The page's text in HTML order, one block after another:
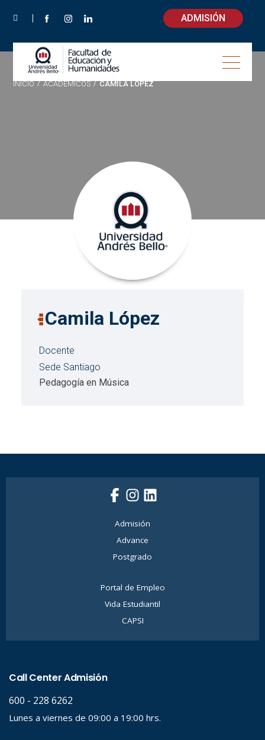
ADMISIÓN
INICIO / ACADÉMICOS / CAMILA LÓPEZ
Camila López
Docente
Sede Santiago
Pedagogía en Música